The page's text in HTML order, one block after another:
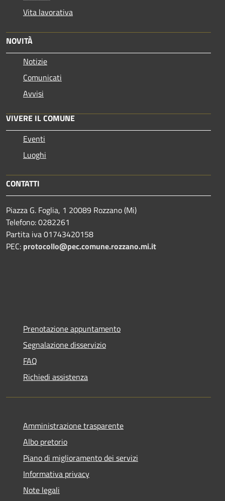
Vita lavorativa
NOVITÀ
Notizie
Comunicati
Avvisi
VIVERE IL COMUNE
Eventi
Luoghi
CONTATTI
Piazza G. Foglia, 1 20089 Rozzano (Mi)
Telefono: 0282261
Partita iva 01743420158
PEC: protocollo@pec.comune.rozzano.mi.it
Prenotazione appuntamento
Segnalazione disservizio
FAQ
Richiedi assistenza
Amministrazione trasparente
Albo pretorio
Piano di miglioramento dei servizi
Informativa privacy
Note legali